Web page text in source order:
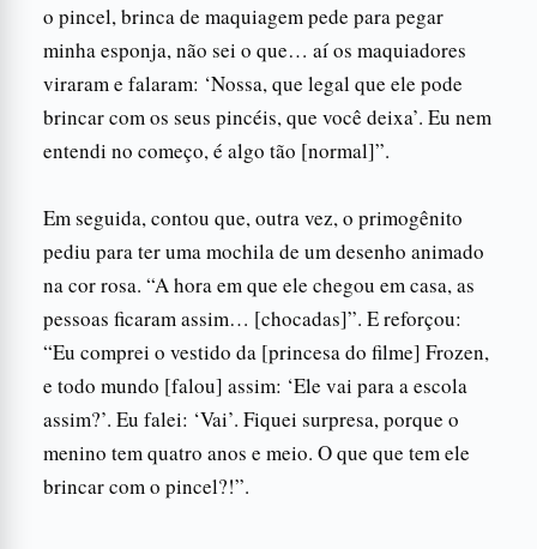
o pincel, brinca de maquiagem pede para pegar
minha esponja, não sei o que… aí os maquiadores
viraram e falaram: ‘Nossa, que legal que ele pode
brincar com os seus pincéis, que você deixa’. Eu nem
entendi no começo, é algo tão [normal]”.
Em seguida, contou que, outra vez, o primogênito
pediu para ter uma mochila de um desenho animado
na cor rosa. “A hora em que ele chegou em casa, as
pessoas ficaram assim… [chocadas]”. E reforçou:
“Eu comprei o vestido da [princesa do filme] Frozen,
e todo mundo [falou] assim: ‘Ele vai para a escola
assim?’. Eu falei: ‘Vai’. Fiquei surpresa, porque o
menino tem quatro anos e meio. O que que tem ele
brincar com o pincel?!”.